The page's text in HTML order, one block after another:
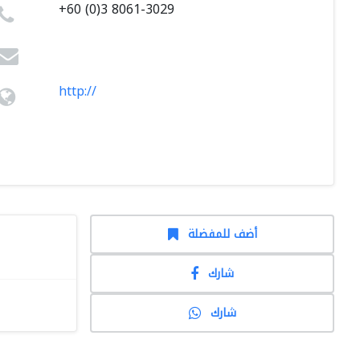
+60 (0)3 8061-3029
http://
أضف للمفضلة
شارك
شارك